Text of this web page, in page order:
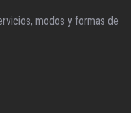
modos y formas de